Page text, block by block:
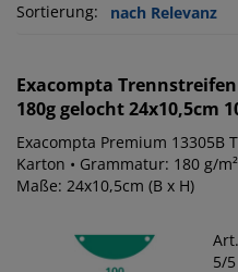
Sortierung:
Exacompta
180g gelocht 24x10,5cm
Exacompta Premium 13305B
Karton • Grammatur: 180 g/
Maße: 24x10,5cm (B x H)
5/5